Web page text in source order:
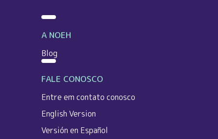
A NOEH
Blog
FALE CONOSCO
Entre em contato conosco
English Version
Versión en Español